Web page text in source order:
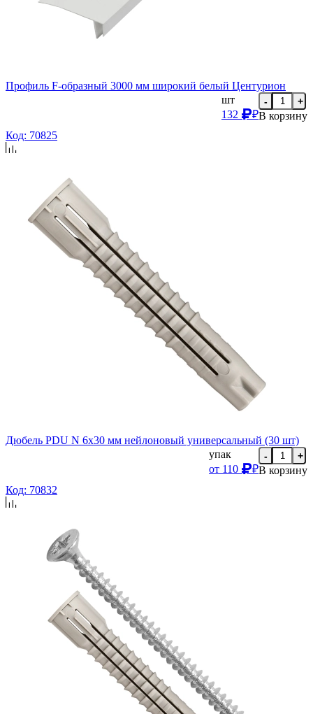
Профиль F-образный 3000 мм широкий белый Центурион
шт
132
₽
- +
В корзину
Код: 70825
Дюбель PDU N 6х30 мм нейлоновый универсальный (30 шт)
упак
от 110 ₽
- +
В корзину
Код: 70832